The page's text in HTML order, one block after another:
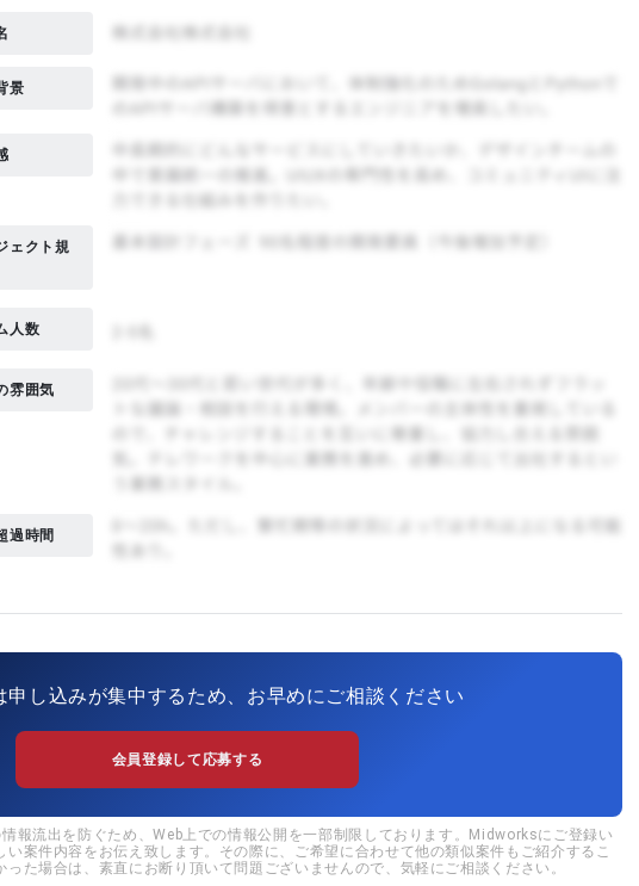
景
ェクト規
人数
雰囲気
過時間
申し込みが集中するため、お早めにご相談ください
会員登録して応募する
報流出を防ぐため、Web上での情報公開を一部制限しております。Midworksにご登録い
案件内容をお伝え致します。その際に、ご希望に合わせて他の類似案件もご紹介するこ
た場合は、素直にお断り頂いて問題ございませんので、気軽にご相談ください。